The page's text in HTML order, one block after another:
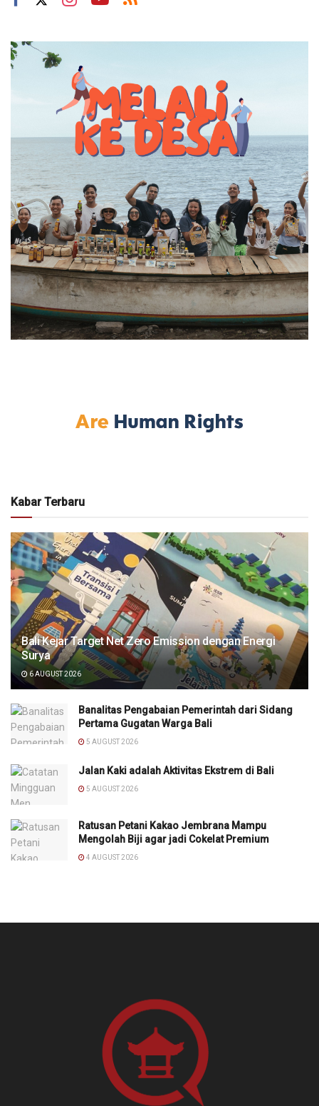
Kabar Terbaru
Bali Kejar Target Net Zero Emission dengan Energi
Surya
6 AUGUST 2026
Banalitas Pengabaian Pemerintah dari Sidang
Pertama Gugatan Warga Bali
5 AUGUST 2026
Jalan Kaki adalah Aktivitas Ekstrem di Bali
5 AUGUST 2026
Ratusan Petani Kakao Jembrana Mampu
Mengolah Biji agar jadi Cokelat Premium
4 AUGUST 2026